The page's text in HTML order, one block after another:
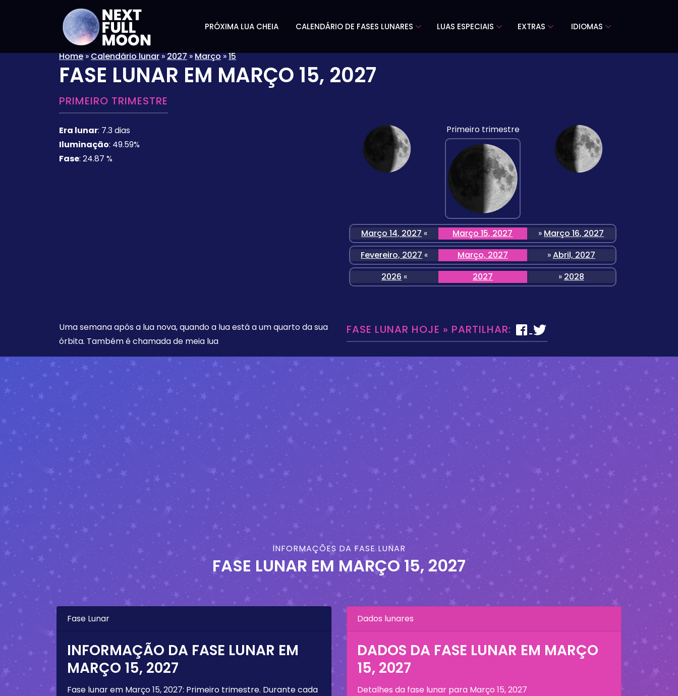
PRÓXIMA LUA CHEIA CALENDÁRIO DE FASES LUNARES LUAS ESPECIAIS EXTRAS IDIOMAS
Home»Calendário lunar»2027»Março»15
FASE LUNAR EM MARÇO 15, 2027
PRIMEIRO TRIMESTRE
Era lunar: 7.3 dias
Iluminação: 49.59%
Fase: 24.87 %
Primeiro trimestre
Março 14, 2027 « Março 15, 2027 » Março 16, 2027
Fevereiro, 2027 « Março, 2027 »Abril, 2027
2026 « 2027 » 2028
Uma semana após a lua nova, quando a lua está a um quarto da sua
órbita. Também é chamada de meia lua
FASE LUNAR HOJE » PARTILHAR:
INFORMAÇÕES DA FASE LUNAR
FASE LUNAR EM MARÇO 15, 2027
Fase Lunar
INFORMAÇÃO DA FASE LUNAR EM
MARÇO 15, 2027
Fase lunar em Março 15, 2027: Primeiro trimestre. Durante cada
Dados lunares
DADOS DA FASE LUNAR EM MARÇO
15, 2027
Detalhes da fase lunar para Março 15, 2027